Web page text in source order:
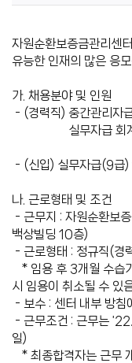
자원순환보증금관리센
유능한 인재의 많은 응
가. 채용분야 및 인원
- (경력직) 중간관리자
실무자급 회계(7
- (신입) 실무자급(9급)
나. 근로형태 및 조건
- 근무지 : 자원순환보
백상빌딩 10층)
- 근로형태 : 정규직(경
* 임용 후 3개월 수습
시 임용이 취소될 수 있
- 보수 : 센터 내부 방침
- 근무조건 : 근무는
일)
* 최종합격자는 근무